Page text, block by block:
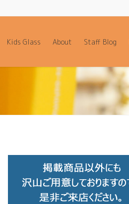
Kids Glass About Staff Blog